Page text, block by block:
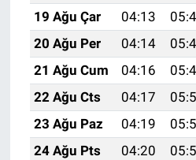
19 Ağu Çar
04:13
20 Ağu Per
04:14
21 Ağu Cum
04:16
22 Ağu Cts
04:17
23 Ağu Paz
04:19
24 Ağu Pts
04:20